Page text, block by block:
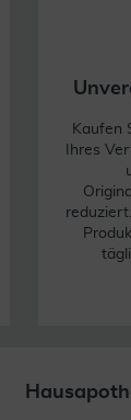
Kaufen
Ihres